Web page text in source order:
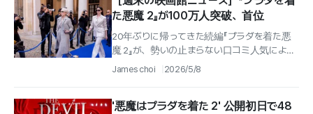
た悪魔 2』が100万人突破、首位
20年ぶりに帰ってきた続編『プラダを着た悪
魔 2』が、勢いの止まらない口コミ人気による
ヒットを続けている。8日の映画館入場券の
James choi 2026/5/8
'悪魔はプラダを着た 2' 公開初日で48